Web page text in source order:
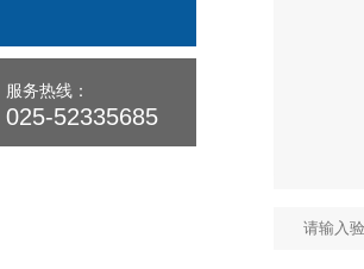
服务热线：
025-52335685